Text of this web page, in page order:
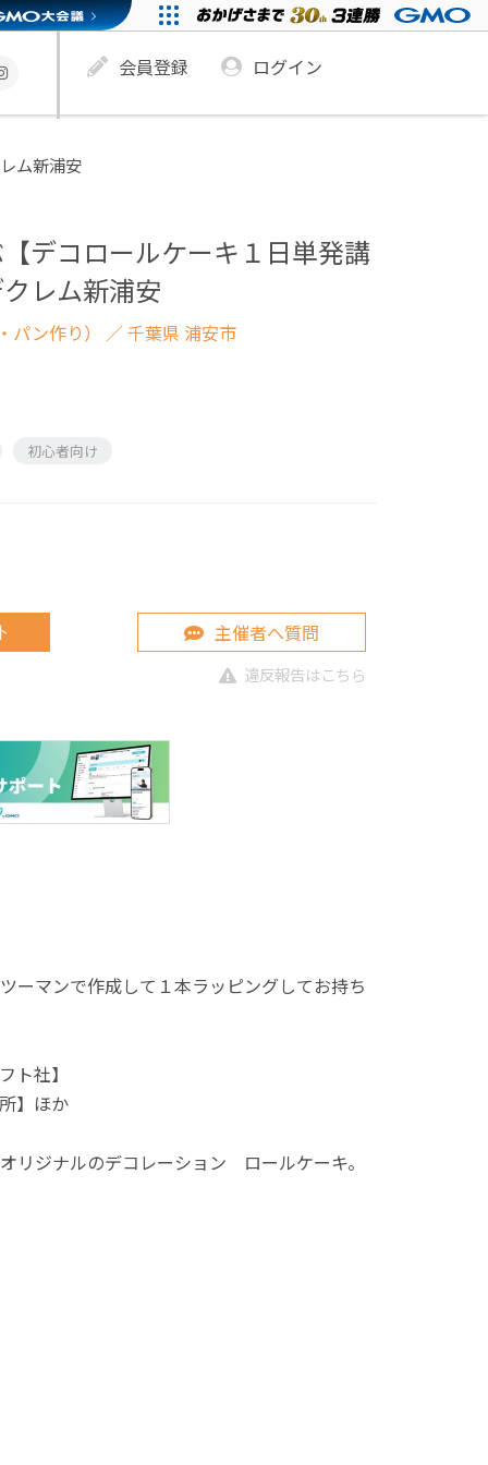
会員登録 ログイン
ム新浦安
デコロールケーキ１日単発講
レム新浦安
ン作り） ／ 千葉県 浦安市
初心者向け
主催者へ質問
違反報告はこちら
マンで作成して１本ラッピングしてお持ち
社】
】ほか
リジナルのデコレーション ロールケーキ。